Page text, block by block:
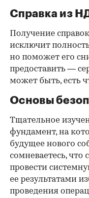
Справка из
Получение
исключит
но поможет его
предоставить —
может быть, есть
Основы
Тщательное
фундамент, на
будущее нового
сомневаетесь,
провести
ее результатами
проведения